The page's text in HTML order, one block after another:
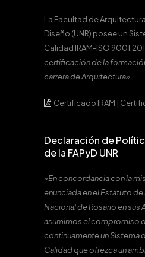
La Facultad de
Diseño (UNR) posee un
Calidad IRAM-ISO
certificación de la
carrera de Arquitectura».
Certificado IRAM |
Declaración de
de la FAPyD UNR
«En concordancia con la
enunciada en el Estatuto
Nacional de Rosario en sus
asumimos el compromiso
continuamente un Sistema
Calidad que ofrezca un